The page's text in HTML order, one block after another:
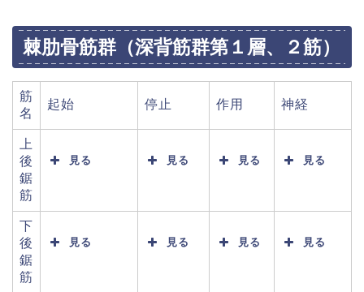
棘肋骨筋群（深背筋群第１層、２筋）
筋
名
起始 停止 作用 神経
上
後
鋸
筋
見る 見る 見る 見る
下
後
鋸
筋
見る 見る 見る 見る